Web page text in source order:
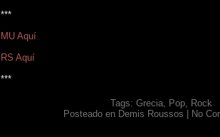
***
MU Aquí
RS Aquí
***
Tags: Grecia, Pop, Rock
Posteado en Demis Roussos No